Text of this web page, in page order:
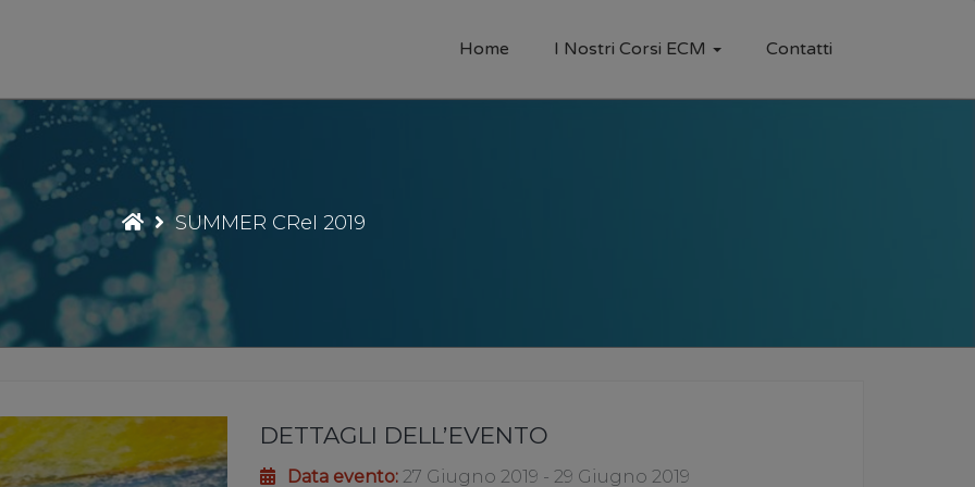
Home I Nostri Corsi ECM Contatti
SUMMER CReI 2019
DETTAGLI DELL’EVENTO
Data evento: 27 Giugno 2019 - 29 Giugno 2019